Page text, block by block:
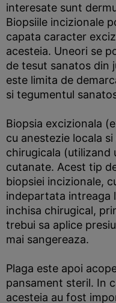
interesate sunt
Biopsiile incizionale
capata caracter
acesteia. Uneori se
de tesut sanatos din
este limita de
si tegumentul
Biopsia excizionala
cu anestezie locala
chirugicala (utilizand
cutanate. Acest tip
biopsiei incizionale,
indepartata intreaga
inchisa chirugical,
trebui sa aplice
mai sangereaza.
Plaga este apoi
pansament steril. In
acesteia au fost